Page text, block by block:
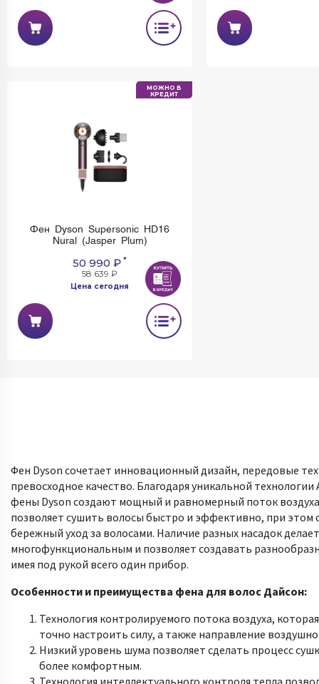
МОЖНО В
КРЕДИТ
Фен Dyson Supersonic HD16
Nural (Jasper Plum)
50 990 ₽ *
58 639 ₽
Цена сегодня
Фен Dyson сочетает инновационный дизайн, передовые
превосходное качество. Благодаря уникальной
фены Dyson создают мощный и равномерный поток
позволяет сушить волосы быстро и эффективно, при этом
бережный уход за волосами. Наличие разных насадок
многофункциональным и позволяет создавать
имея под рукой всего один прибор.
Особенности и преимущества фена для волос Дайсон:
Технология контролируемого потока воздуха,
точно настроить силу, а также направление
Низкий уровень шума позволяет сделать процесс
более комфортным.
Технология интеллектуального контроля тепла